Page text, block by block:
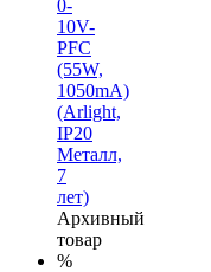
0-
10V-
PFC
(55W,
1050mA)
(Arlight,
IP20
Металл,
7
лет)
Архивный
товар
%